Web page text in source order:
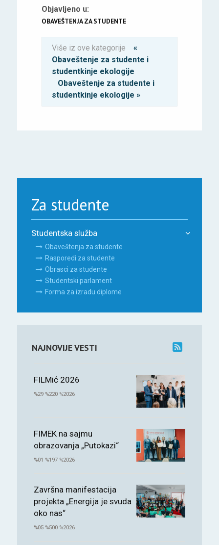
Objavljeno u:
OBAVEŠTENJA ZA STUDENTE
Više iz ove kategorije
«
Obaveštenje za studente i
studentkinje ekologije
Obaveštenje za studente i
studentkinje ekologije »
Za studente
Studentska služba
Obaveštenja za studente
Rasporedi za studente
Obrasci za studente
Studentski parlament
Forma za izradu diplome
NAJNOVIJE VESTI
FILMić 2026
%29 %220 %2026
FIMEK na sajmu
obrazovanja „Putokazi“
%01 %197 %2026
Završna manifestacija
projekta „Energija je svuda
oko nas“
%05 %500 %2026